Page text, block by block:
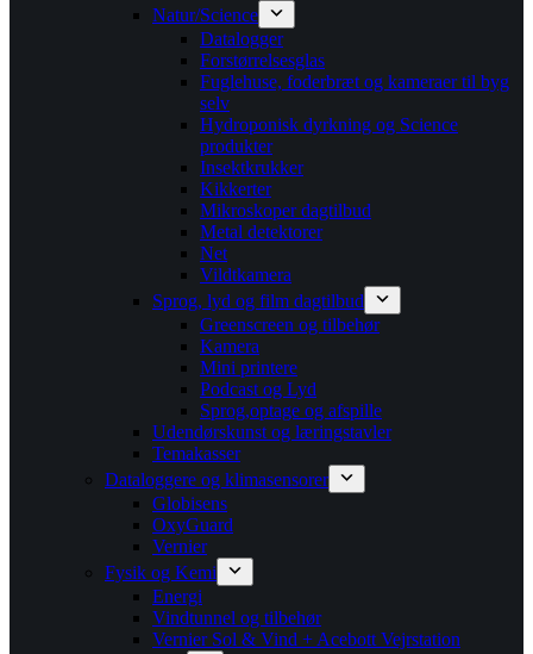
Natur/Science
Datalogger
Forstørrelsesglas
Fuglehuse, foderbræt og kameraer til byg
selv
Hydroponisk dyrkning og Science
produkter
Insektkrukker
Kikkerter
Mikroskoper dagtilbud
Metal detektorer
Net
Vildtkamera
Sprog, lyd og film dagtilbud
Greenscreen og tilbehør
Kamera
Mini printere
Podcast og Lyd
Sprog,optage og afspille
Udendørskunst og læringstavler
Temakasser
Dataloggere og klimasensorer
Globisens
OxyGuard
Vernier
Fysik og Kemi
Energi
Vindtunnel og tilbehør
Vernier Sol & Vind + Acebott Vejrstation